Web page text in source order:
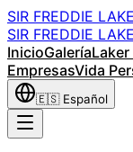
SIR FREDDIE
SIR FREDDIE
InicioGalería
EmpresasVida
🇪🇸 Español